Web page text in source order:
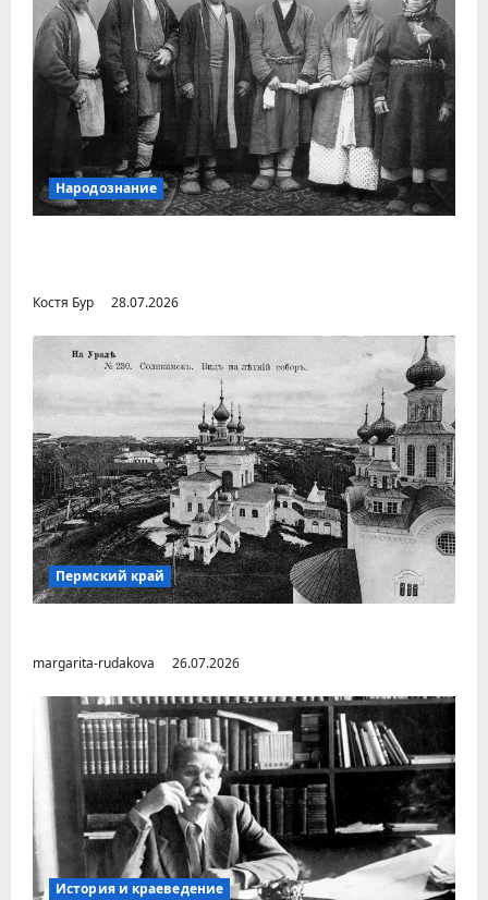
Народознание
Костя Бур 28.07.2026
Пермский край
margarita-rudakova 26.07.2026
История и краеведение